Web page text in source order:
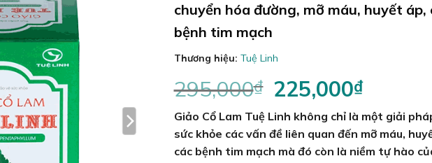
chuyển hóa đường, mỡ máu, huyết áp,
bệnh tim mạch
Thương hiệu: Tuệ Linh
295,000₫ Giá
gốc
là:
295,000₫.
225,000₫Giá
tại
là:
Giảo Cổ Lam Tuệ Linh không chỉ là một giải
sức khỏe các vấn đề liên quan đến mỡ máu,
các bệnh tim mạch mà đó còn là niềm tự hào